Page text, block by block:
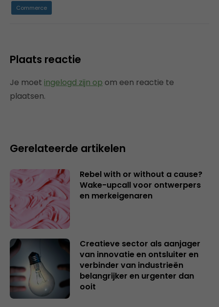
Commerce
Plaats reactie
Je moet ingelogd zijn op om een reactie te
plaatsen.
Gerelateerde artikelen
Rebel with or without a cause?
Wake-upcall voor ontwerpers
en merkeigenaren
Creatieve sector als aanjager
van innovatie en ontsluiter en
verbinder van industrieën
belangrijker en urgenter dan
ooit